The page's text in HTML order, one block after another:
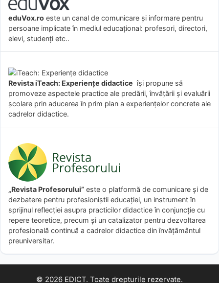
eduVox.ro este un canal de comunicare și informare pentru
persoane implicate în mediul educațional: profesori, directori,
elevi, studenți etc..
Revista iTeach: Experienţe didactice îşi propune să
promoveze aspectele practice ale predării, învăţării şi evaluării
şcolare prin aducerea în prim plan a experienţelor concrete ale
cadrelor didactice.
„Revista Profesorului” este o platformă de comunicare și de
dezbatere pentru profesioniștii educației, un instrument în
sprijinul reflecției asupra practicilor didactice în conjuncție cu
repere teoretice, precum și un catalizator pentru dezvoltarea
profesională continuă a cadrelor didactice din învățământul
preuniversitar.
© 2026 EDICT. Toate drepturile rezervate.